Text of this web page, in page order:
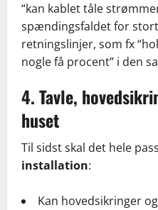
“kan kablet tåle
spændingsfaldet for
retningslinjer, som fx
nogle få procent” i den
4. Tavle,
huset
Til sidst skal det hele
installation:
Kan hovedsikringer